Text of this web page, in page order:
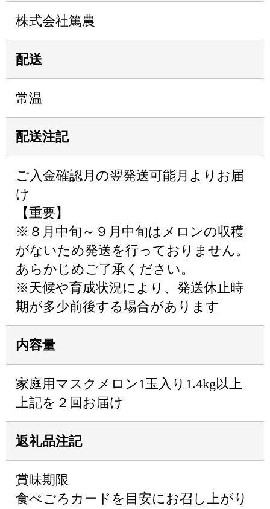
株式会社篤農
配送
常温
配送注記
ご入金確認月の翌発送可能月よりお届
け
【重要】
※８月中旬～９月中旬はメロンの収穫
がないため発送を行っておりません。
あらかじめご了承ください。
※天候や育成状況により、発送休止時
期が多少前後する場合があります
内容量
家庭用マスクメロン1玉入り1.4kg以上
上記を２回お届け
返礼品注記
賞味期限
食べごろカードを目安にお召し上がり